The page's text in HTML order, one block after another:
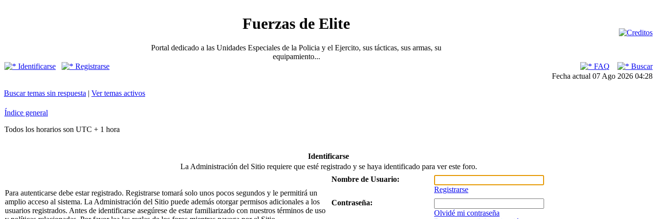
Fuerzas de Elite
Portal dedicado a las Unidades Especiales de la Policia y el Ejercito, sus tácticas, sus armas, su
equipamiento...
Identificarse
Registrarse FAQ
Buscar
Fecha actual 07 Ago 2026 04:28
Buscar temas sin respuesta | Ver temas activos
Índice general
Todos los horarios son UTC + 1 hora
Identificarse
La Administración del Sitio requiere que esté registrado y se haya identificado para ver este foro.
Para autenticarse debe estar registrado. Registrarse tomará solo unos pocos segundos y le permitirá un
amplio acceso al sistema. La Administración del Sitio puede además otorgar permisos adicionales a los
usuarios registrados. Antes de identificarse asegúrese de estar familiarizado con nuestros términos de uso
Nombre de Usuario:
Registrarse
Contraseña:
Olvidé mi contraseña